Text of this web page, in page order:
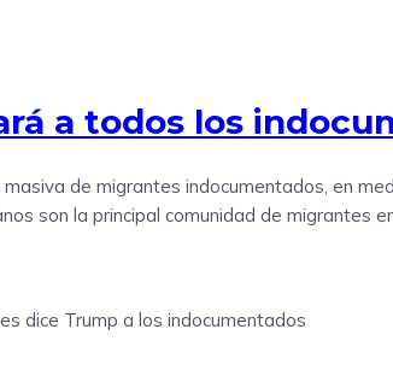
a todos los
de migrantes indocumentados, en
son la principal comunidad de migrantes